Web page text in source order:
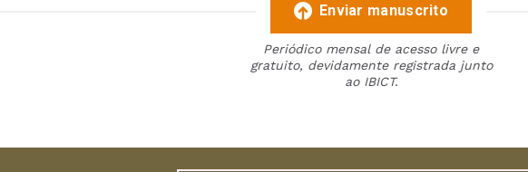
Enviar manuscrito
Periódico mensal de acesso livre e
gratuito, devidamente registrada junto
ao IBICT.